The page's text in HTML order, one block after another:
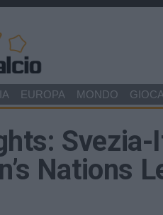
EUROPA MONDO
Svezia-
Nations